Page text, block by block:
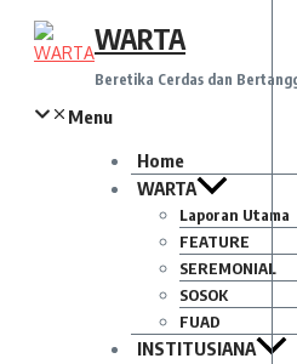
WARTA
Beretika Cerdas dan
Menu
Home
WARTA
Laporan Utama
FEATURE
SEREMONIAL
SOSOK
FUAD
INSTITUSIANA